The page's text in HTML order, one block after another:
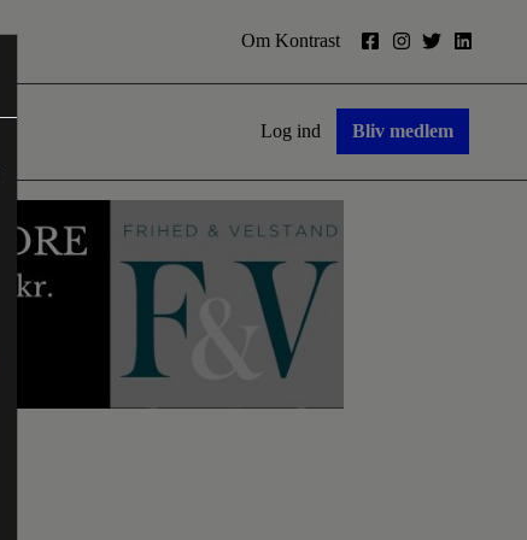
Om Kontrast
Log ind Bliv medlem